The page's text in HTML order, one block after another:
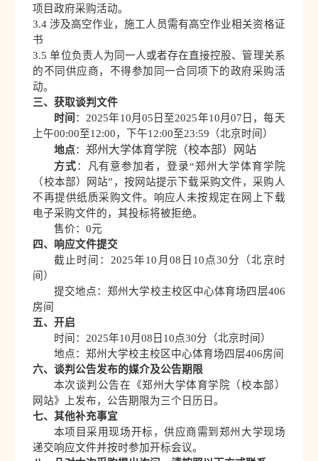
项目政府采购活动。
3.4 涉及高空作业，施工人员需有高空作业相关资格证
书
3.5单位负责人为同一人或者存在直接控股、管理关系
的不同供应商，不得参加同一合同项下的政府采购活
动。
三、获取谈判文件
时间 ：2025年10月 05 日至2025年10月 07 日，每天
上午00:00至12:00，下午12:00至23:59（北京时间）
地点： 郑州大学体育学院（校本部）网站
方式：凡有意参加者，登录“郑州大学体育学院
（校本部）网站”，按网站提示下载采购文件，采购人
不再提供纸质采购文件。响应人未按规定在网上下载
电子采购文件的，其投标将被拒绝。
售价：0元
四、响应文件提交
截止时间：2025年10 月 08 日 10 点30分（北京时
间）
提交地点：郑州大学校主校区中心体育场四层406
房间
五、开启
时间：2025年10月 08 日 10点30分（北京时间）
地点：郑州大学校主校区中心体育场四层406房间
六、谈判公告发布的媒介及公告期限
本次谈判公告在《郑州大学体育学院（校本部）
网站》上发布，公告期限为三个日历日。
七、其他补充事宜
本项目采用现场开标，供应商需到郑州大学现场
递交响应文件并按时参加开标会议。